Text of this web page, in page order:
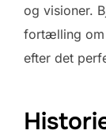
og visioner.
fortælling om
efter det